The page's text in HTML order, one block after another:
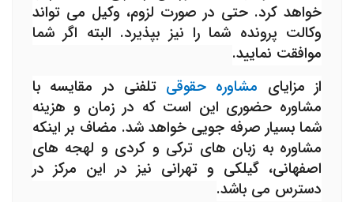
خواهد کرد. حتی در صورت لزوم، وکیل می تواند
وکالت پرونده شما را نیز بپذیرد. البته اگر شما
موافقت نمایید.
از مزایای مشاوره حقوقی تلفنی در مقایسه با
مشاوره حضوری این است که در زمان و هزینه
شما بسیار صرفه جویی خواهد شد. مضاف بر اینکه
مشاوره به زبان های ترکی و کردی و لهجه های
اصفهانی، گیلکی و تهرانی نیز در این مرکز در
دسترس می باشد.